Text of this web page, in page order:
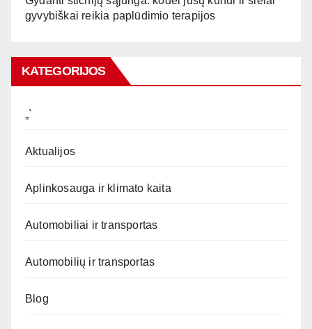
gyvybiškai reikia paplūdimio terapijos
KATEGORIJOS
„`
Aktualijos
Aplinkosauga ir klimato kaita
Automobiliai ir transportas
Automobilių ir transportas
Blog